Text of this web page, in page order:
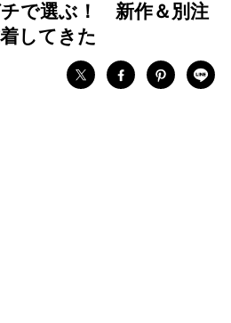
で選ぶ！ 新作＆別注
してきた